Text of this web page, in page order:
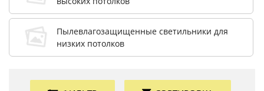
Пылевлагозащищенные светильники для
низких потолков